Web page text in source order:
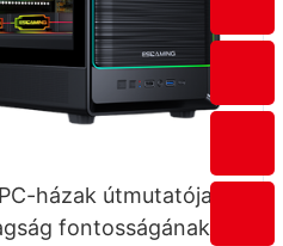
házak útmutatója: A
fontosságának